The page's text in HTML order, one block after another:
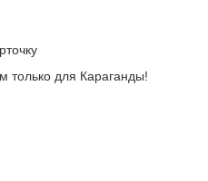
только для Караганды!